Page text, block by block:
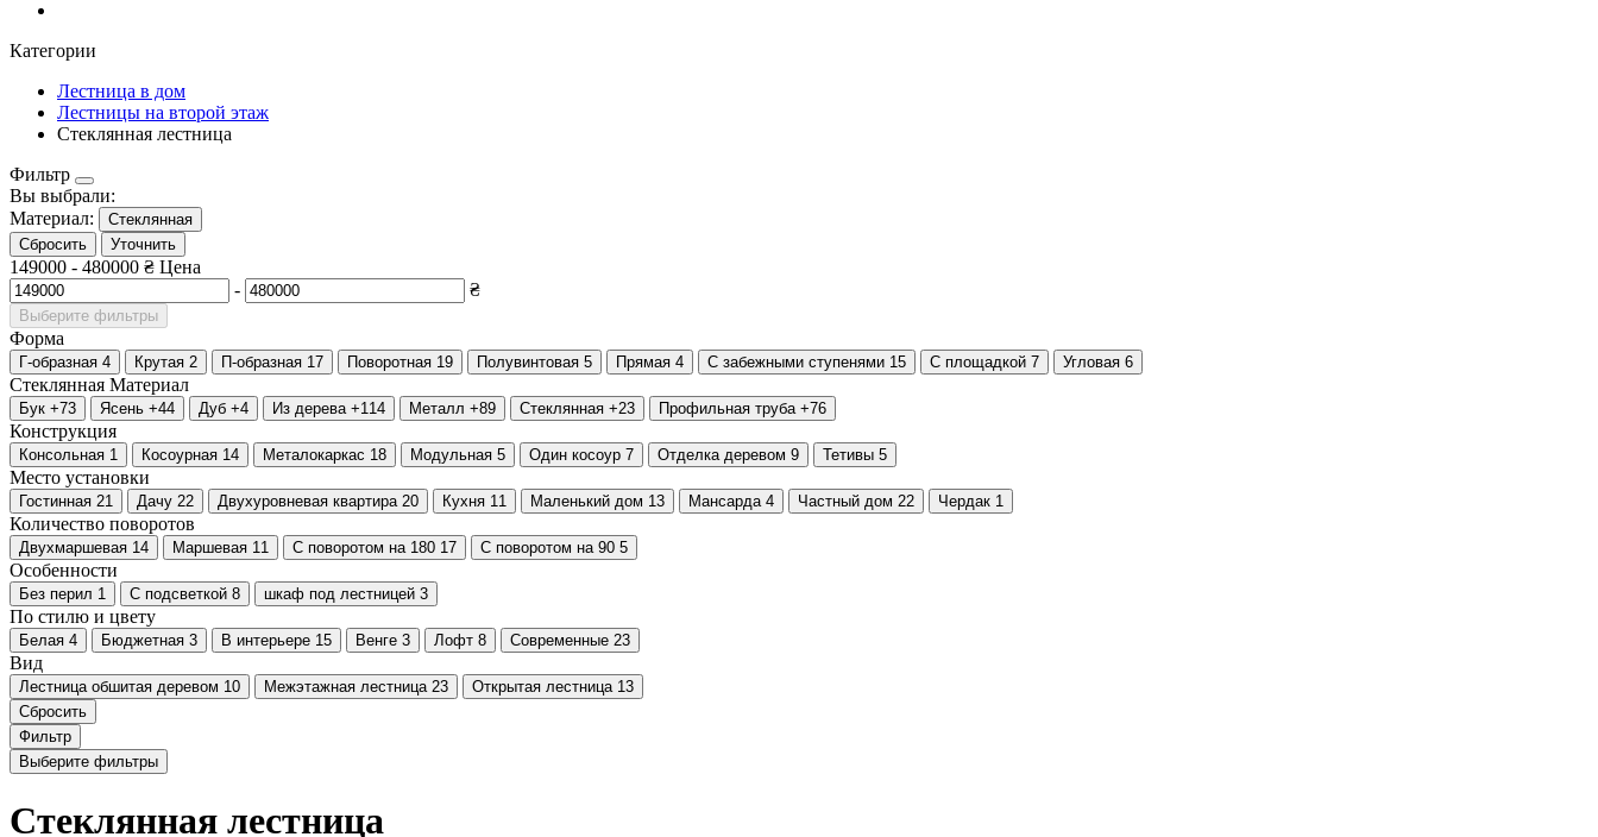
Категории
Лестница в дом
Лестницы на второй этаж
Cтеклянная лестница
Фильтр
Вы выбрали:
Материал:
Стеклянная
Сбросить
Уточнить
149000 - 480000 ₴ Цена
-
₴
Выберите фильтры
Форма
Г-образная 4 Крутая 2 П-образная 17 Поворотная 19 Полувинтовая 5 Прямая 4 С забежными ступенями 15 С площадкой 7 Угловая 6
Стеклянная Материал
Бук +73 Ясень +44 Дуб +4 Из дерева +114 Металл +89 Стеклянная +23 Профильная труба +76
Конструкция
Консольная 1 Косоурная 14 Металокаркас 18 Модульная 5 Один косоур 7 Отделка деревом 9 Тетивы 5
Место установки
Гостинная 21 Дачу 22 Двухуровневая квартира 20 Кухня 11 Маленький дом 13 Мансарда 4 Частный дом 22 Чердак 1
Количество поворотов
Двухмаршевая 14 Маршевая 11 С поворотом на 180 17 С поворотом на 90 5
Особенности
Без перил 1 С подсветкой 8 шкаф под лестницей 3
По стилю и цвету
Белая 4 Бюджетная 3 В интерьере 15 Венге 3 Лофт 8 Современные 23
Вид
Лестница обшитая деревом 10 Межэтажная лестница 23 Открытая лестница 13
Сбросить
Фильтр
Выберите фильтры
Cтеклянная лестница